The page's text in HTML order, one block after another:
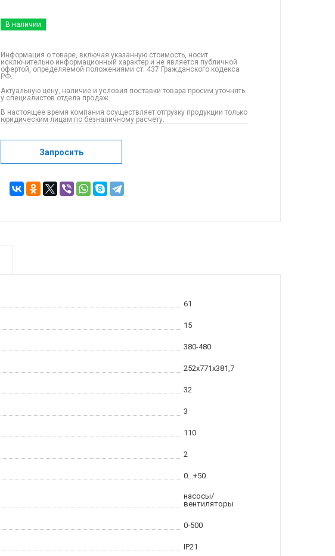
В наличии
Информация о товаре, включая указанную стоимость, носит
исключительно информационный характер и не является публичной
офертой, определяемой положениями ст. 437 Гражданского кодекса
РФ.
Актуальную цену, наличие и условия поставки товара просим уточнять
у специалистов отдела продаж.
В настоящее время компания осуществляет отгрузку продукции только
юридическим лицам по безналичному расчету.
Запросить
61
15
380-480
252х771х381,7
32
3
110
2
0...+50
насосы/
вентиляторы
0-500
IP21